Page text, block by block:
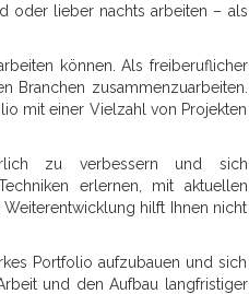
oder lieber nachts arbeiten – als
können. Als freiberuflicher
Branchen zusammenzuarbeiten.
mit einer Vielzahl von Projekten
zu verbessern und sich
erlernen, mit aktuellen
hilft Ihnen nicht
Portfolio aufzubauen und sich
und den Aufbau langfristiger